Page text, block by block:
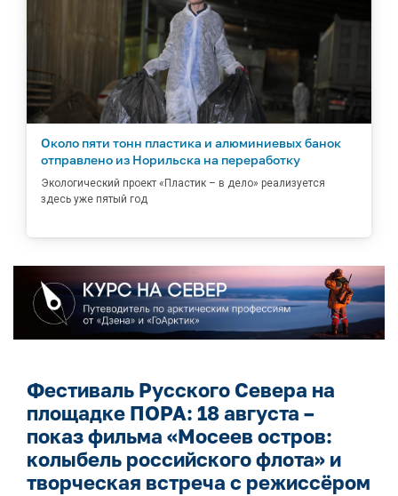
Около пяти тонн пластика и алюминиевых банок
отправлено из Норильска на переработку
Экологический проект «Пластик – в дело» реализуется
здесь уже пятый год
Фестиваль Русского Севера на
площадке ПОРА: 18 августа –
показ фильма «Мосеев остров:
колыбель российского флота» и
творческая встреча с режиссёром